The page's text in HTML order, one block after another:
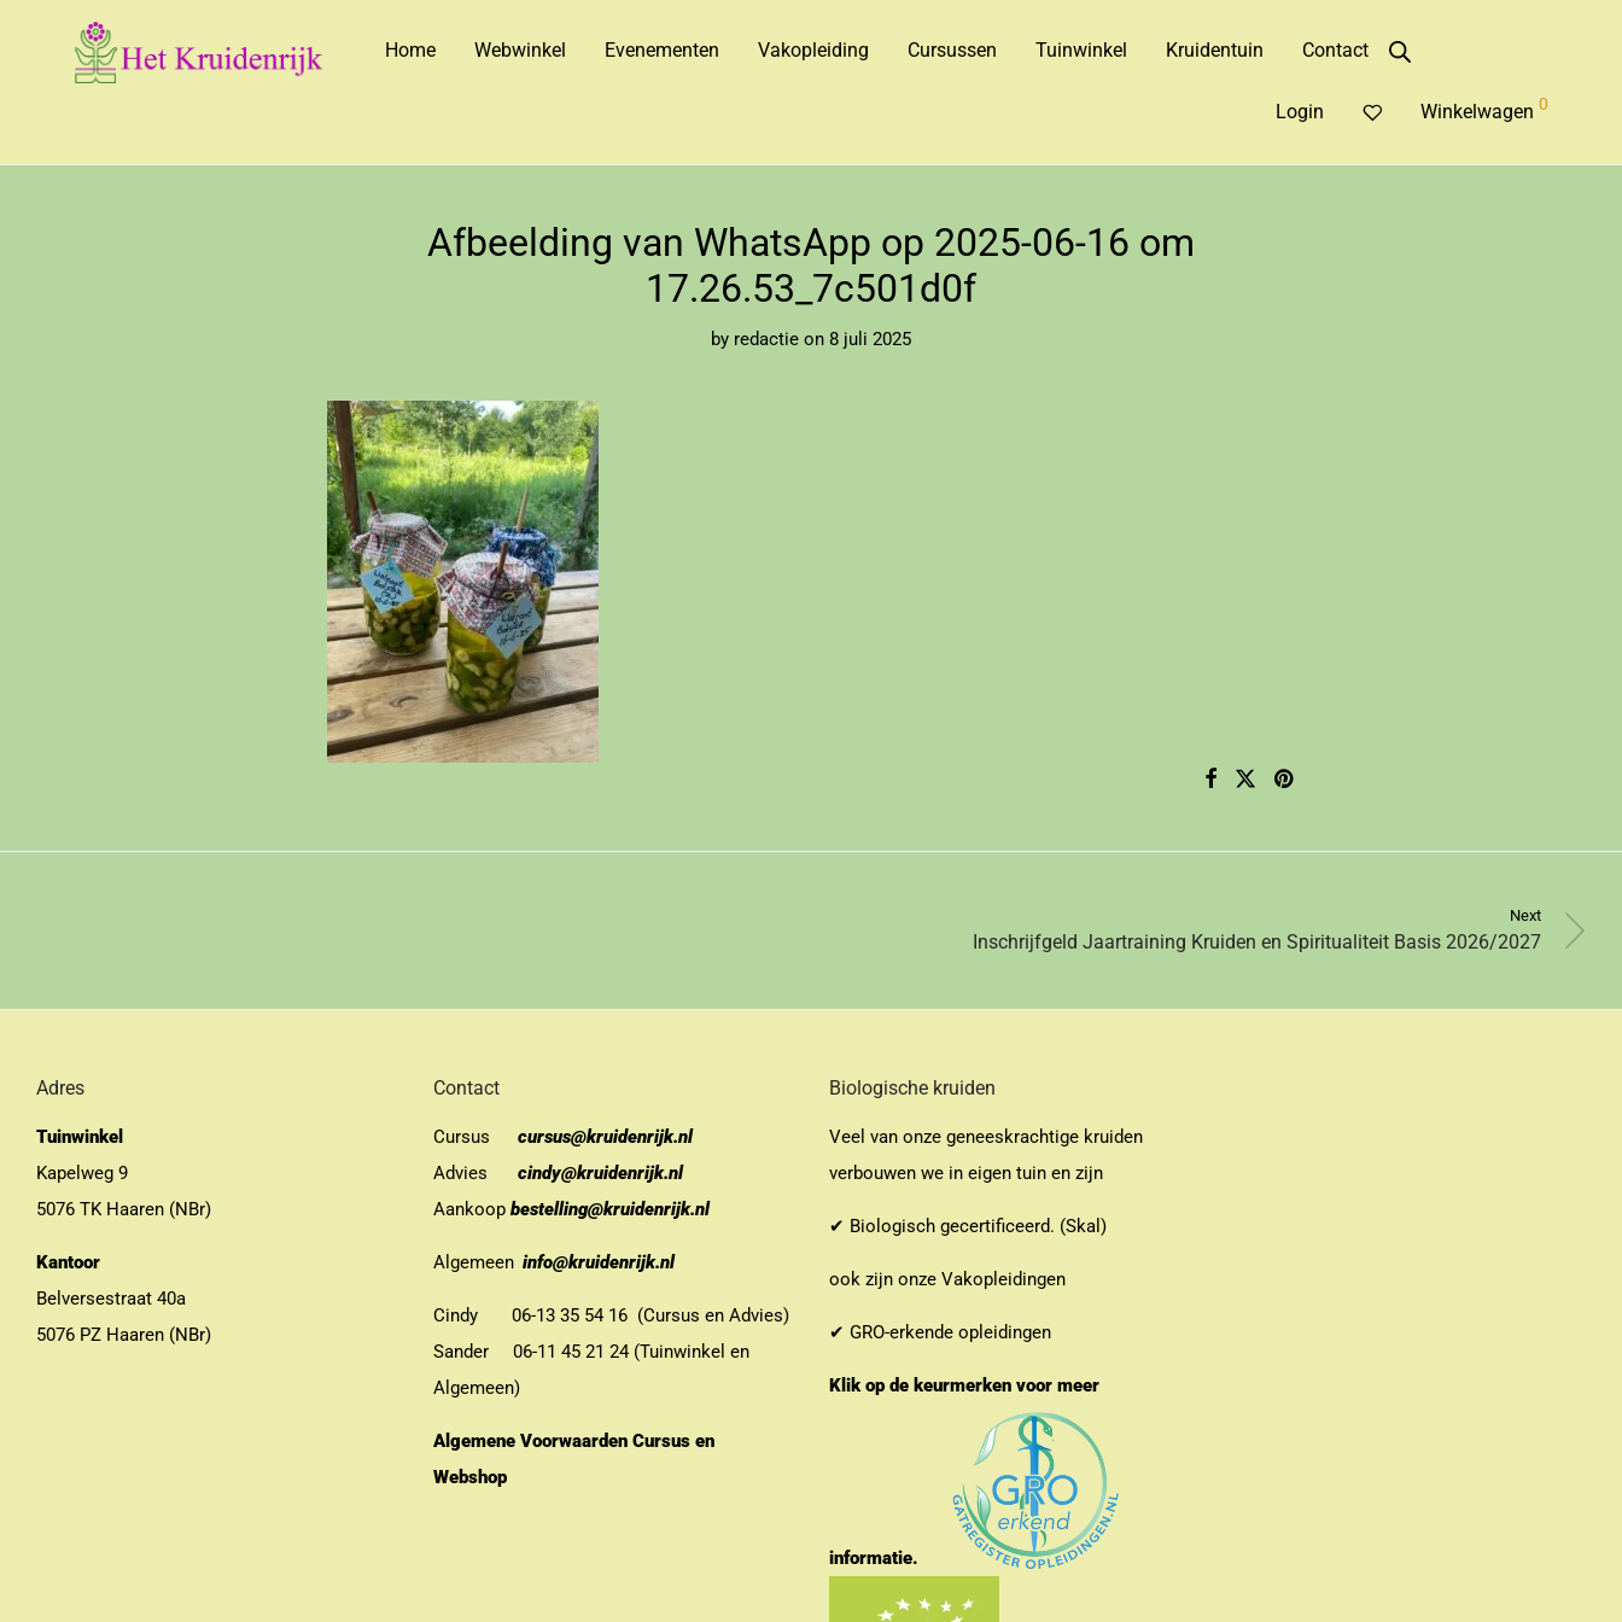
Home Webwinkel Evenementen Vakopleiding Cursussen Tuinwinkel Kruidentuin Contact
Login Winkelwagen 0
Afbeelding van WhatsApp op 2025-06-16 om
17.26.53_7c501d0f
by redactie on 8 juli 2025
Next
Inschrijfgeld Jaartraining Kruiden en Spiritualiteit Basis 2026/2027
Adres
Tuinwinkel
Kapelweg 9
5076 TK Haaren (NBr)
Kantoor
Belversestraat 40a
5076 PZ Haaren (NBr)
Contact
Cursus
cursus@kruidenrijk.nl
Advies
cindy@kruidenrijk.nl
Aankoop bestelling@kruidenrijk.nl
Algemeen info@kruidenrijk.nl
Cindy 06-13 35 54 16 (Cursus en Advies)
Sander 06-11 45 21 24 (Tuinwinkel en
Algemeen)
Algemene Voorwaarden Cursus en
Webshop
Biologische kruiden
Veel van onze geneeskrachtige kruiden
verbouwen we in eigen tuin en zijn
✔ Biologisch gecertificeerd. (Skal)
ook zijn onze Vakopleidingen
✔ GRO-erkende opleidingen
Klik op de keurmerken voor meer
informatie.